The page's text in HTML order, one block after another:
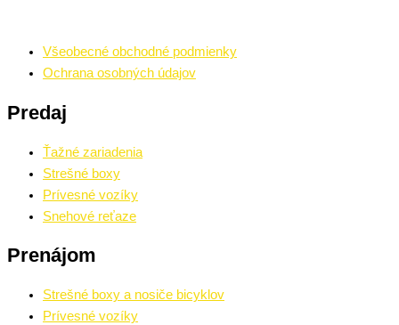
Všeobecné obchodné podmienky
Ochrana osobných údajov
Predaj
Ťažné zariadenia
Strešné boxy
Prívesné vozíky
Snehové reťaze
Prenájom
Strešné boxy a nosiče bicyklov
Prívesné vozíky